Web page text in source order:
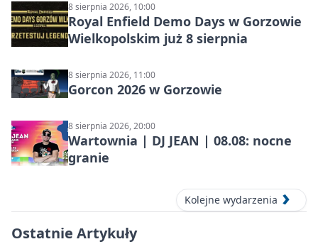
8 sierpnia 2026, 10:00
Royal Enfield Demo Days w Gorzowie
Wielkopolskim już 8 sierpnia
8 sierpnia 2026, 11:00
Gorcon 2026 w Gorzowie
8 sierpnia 2026, 20:00
Wartownia | DJ JEAN | 08.08: nocne
granie
Kolejne wydarzenia
Ostatnie Artykuły